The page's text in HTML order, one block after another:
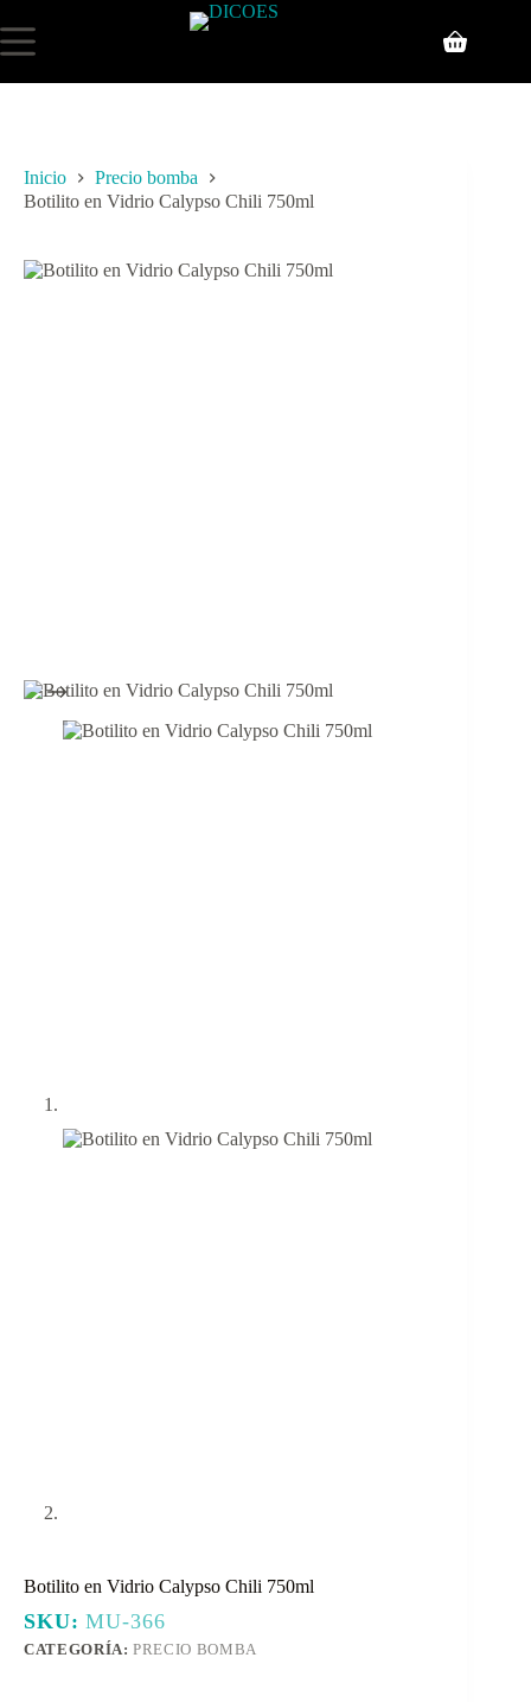
Inicio
Precio bomba
Botilito en Vidrio Calypso Chili 750ml
Botilito en Vidrio Calypso Chili 750ml
SKU:MU-366
CATEGORÍA:PRECIO BOMBA